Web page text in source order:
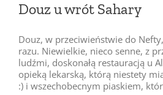
Douz u wrót Sahary
Douz, w przeciwieństwie do
razu. Niewielkie, nieco senne, z
ludźmi, doskonałą restauracją u
opieką lekarską, którą niestety
:) i wszechobecnym piaskiem,